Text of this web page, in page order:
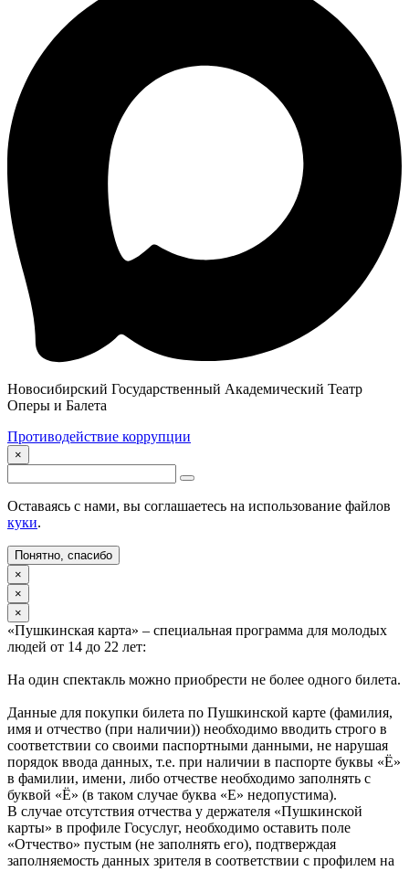
Новосибирский Государственный Академический Театр
Оперы и Балета
Противодействие коррупции
×
Оставаясь с нами, вы соглашаетесь на использование файлов
куки.
Понятно, спасибо
×
×
×
«Пушкинская карта» – специальная программа для молодых
людей от 14 до 22 лет:
На один спектакль можно приобрести не более одного билета.
Данные для покупки билета по Пушкинской карте (фамилия,
имя и отчество (при наличии)) необходимо вводить строго в
соответствии со своими паспортными данными, не нарушая
порядок ввода данных, т.е. при наличии в паспорте буквы «Ё»
в фамилии, имени, либо отчестве необходимо заполнять с
буквой «Ё» (в таком случае буква «Е» недопустима).
В случае отсутствия отчества у держателя «Пушкинской
карты» в профиле Госуслуг, необходимо оставить поле
«Отчество» пустым (не заполнять его), подтверждая
заполняемость данных зрителя в соответствии с профилем на